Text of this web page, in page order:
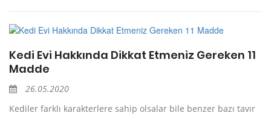
Kedi Evi Hakkında Dikkat Etmeniz Gereken 11
Madde
26.05.2020
Kediler farklı karakterlere sahip olsalar bile benzer bazı tavır